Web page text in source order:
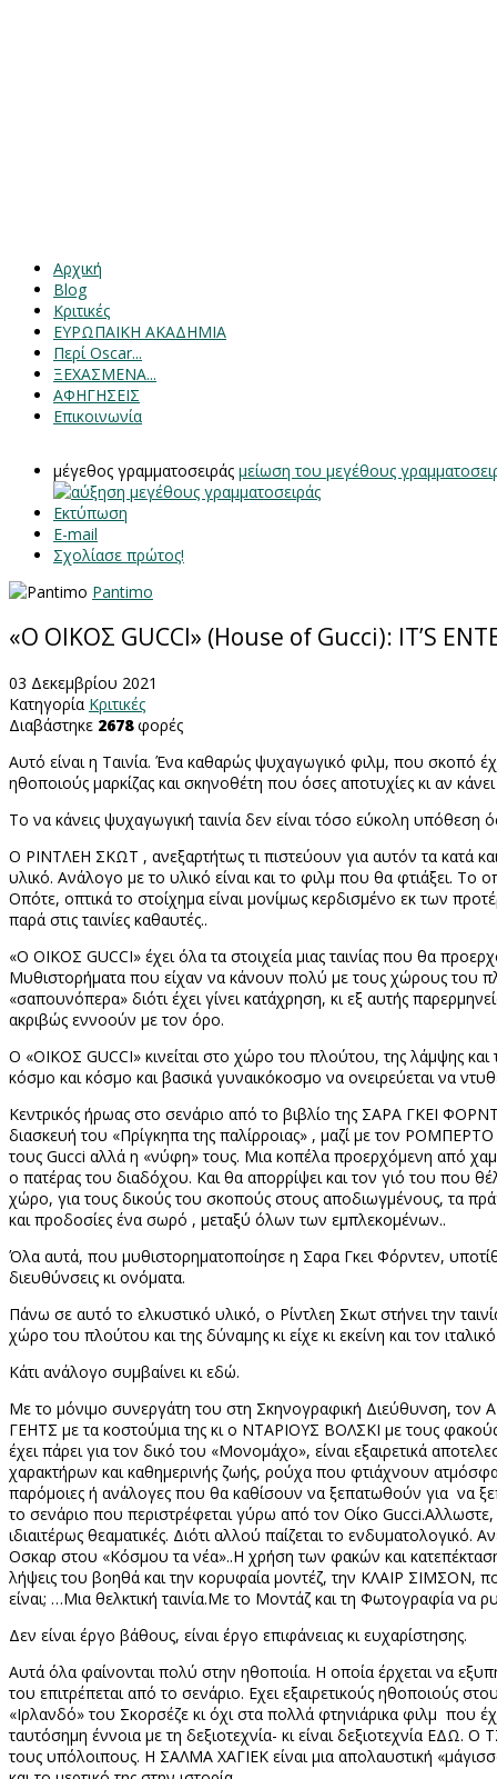
Αρχική
Blog
Κριτικές
ΕΥΡΩΠΑΙΚΗ ΑΚΑΔΗΜΙΑ
Περί Oscar...
ΞΕΧΑΣΜΕΝΑ...
ΑΦΗΓΗΣΕΙΣ
Επικοινωνία
μέγεθος γραμματοσειράς μείωση του μεγέθους
Εκτύπωση
E-mail
Σχολίασε πρώτος!
Pantimo
«Ο ΟΙΚΟΣ GUCCI» (House of Gucci): IT’S
03 Δεκεμβρίου 2021
Κατηγορία Κριτικές
Διαβάστηκε 2678φορές
Αυτό είναι η Ταινία. Ένα καθαρώς ψυχαγωγικό φιλμ, που σκοπό
ηθοποιούς μαρκίζας και σκηνοθέτη που όσες αποτυχίες κι αν
Το να κάνεις ψυχαγωγική ταινία δεν είναι τόσο εύκολη
Ο ΡΙΝΤΛΕΗ ΣΚΩΤ , ανεξαρτήτως τι πιστεύουν για αυτόν τα κατά
υλικό. Ανάλογο με το υλικό είναι και το φιλμ που θα φτιάξει. Το
Οπότε, οπτικά το στοίχημα είναι μονίμως κερδισμένο εκ των
παρά στις ταινίες καθαυτές..
«Ο ΟΙΚΟΣ GUCCI» έχει όλα τα στοιχεία μιας ταινίας που θα
Μυθιστορήματα που είχαν να κάνουν πολύ με τους χώρους του
«σαπουνόπερα» διότι έχει γίνει κατάχρηση, κι εξ αυτής
ακριβώς εννοούν με τον όρο.
Ο «ΟΙΚΟΣ GUCCI» κινείται στο χώρο του πλούτου, της λάμψης
κόσμο και κόσμο και βασικά γυναικόκοσμο να ονειρεύεται να
Κεντρικός ήρωας στο σενάριο από το βιβλίο της ΣΑΡΑ ΓΚΕΙ
διασκευή του «Πρίγκηπα της παλίρροιας» , μαζί με τον
τους Gucci αλλά η «νύφη» τους. Μια κοπέλα προερχόμενη από
ο πατέρας του διαδόχου. Και θα απορρίψει και τον γιό του που
χώρο, για τους δικούς του σκοπούς στους αποδιωγμένους, τα
και προδοσίες ένα σωρό , μεταξύ όλων των εμπλεκομένων..
Όλα αυτά, που μυθιστορηματοποίησε η Σαρα Γκει Φόρντεν,
διευθύνσεις κι ονόματα.
Πάνω σε αυτό το ελκυστικό υλικό, ο Ρίντλεη Σκωτ στήνει την
χώρο του πλούτου και της δύναμης κι είχε κι εκείνη και τον
Κάτι ανάλογο συμβαίνει κι εδώ.
Με το μόνιμο συνεργάτη του στη Σκηνογραφική Διεύθυνση, τον
ΓΕΗΤΣ με τα κοστούμια της κι ο ΝΤΑΡΙΟΥΣ ΒΟΛΣΚΙ με τους
έχει πάρει για τον δικό του «Μονομάχο», είναι εξαιρετικά
χαρακτήρων και καθημερινής ζωής, ρούχα που φτιάχνουν
παρόμοιες ή ανάλογες που θα καθίσουν να ξεπατωθούν για να
το σενάριο που περιστρέφεται γύρω από τον Οίκο Gucci.Αλλωστε,
ιδιαιτέρως θεαματικές. Διότι αλλού παίζεται το
Οσκαρ στου «Κόσμου τα νέα»..Η χρήση των φακών και κατεπέκταση
λήψεις του βοηθά και την κορυφαία μοντέζ, την ΚΛΑΙΡ ΣΙΜΣΟΝ,
είναι; …Μια θελκτική ταινία.Με το Μοντάζ και τη Φωτογραφία να
Δεν είναι έργο βάθους, είναι έργο επιφάνειας κι ευχαρίστησης.
Αυτά όλα φαίνονται πολύ στην ηθοποιία. Η οποία έρχεται να
του επιτρέπεται από το σενάριο. Εχει εξαιρετικούς ηθοποιούς
«Ιρλανδό» του Σκορσέζε κι όχι στα πολλά φτηνιάρικα φιλμ που
ταυτόσημη έννοια με τη δεξιοτεχνία- κι είναι δεξιοτεχνία
τους υπόλοιπους. Η ΣΑΛΜΑ ΧΑΓΙΕΚ είναι μια απολαυστική